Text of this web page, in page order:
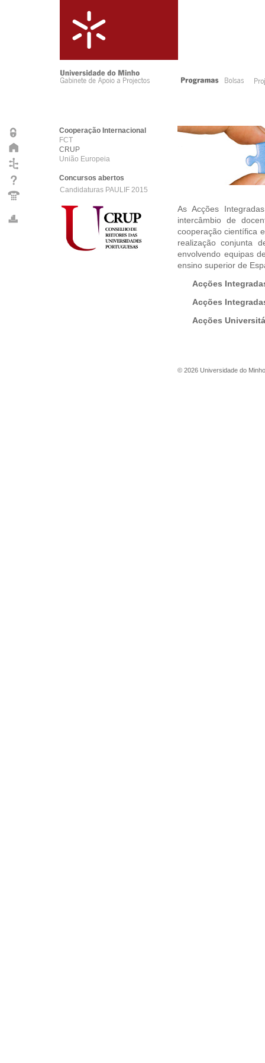
Cooperação Internacional
FCT
CRUP
União Europeia
Concursos abertos
Candidaturas PAULIF 2015
As Acções Integradas
intercâmbio de
cooperação científica
realização conjunta
envolvendo equipas
ensino superior de
Acções
Acções
Acções
© 2026 Universidade do Minho